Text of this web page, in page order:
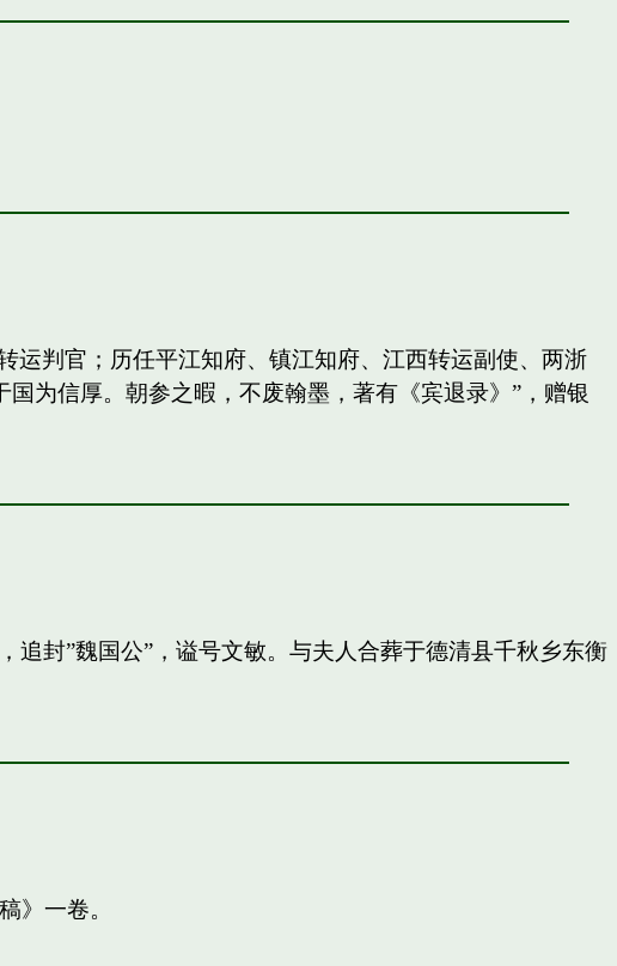
运判官；历任平江知府、镇江知府、江西转运副使、两浙
为信厚。朝参之暇，不废翰墨，著有《宾退录》”，赠银
追封”魏国公”，谥号文敏。与夫人合葬于德清县千秋乡东衡
》一卷。